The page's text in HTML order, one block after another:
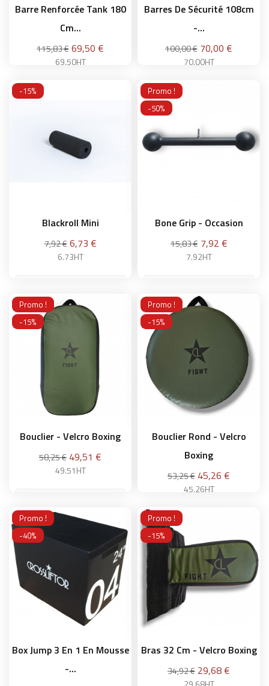
Barre Renforcée Tank 180
Cm...
115,83 €Prix
69,50 €
69.50HT
Barres De Sécurité 108cm
-...
100,00 € Prix
70,00 €
70.00HT
Ajouter au panier
Blackroll Mini
7,92 € Prix
6,73 €
6.73HT
Ajouter au panier
-15%
Bone Grip - Occasion
15,83 € Prix
7,92 €
7.92HT
Ajouter au panier
Promo !
-50%
Bouclier - Velcro Boxing
58,25 € Prix
49,51 €
49.51HT
Ajouter au panier
Promo !
-15%
Bouclier Rond - Velcro
Boxing
53,25 € Prix
45,26 €
45.26HT
Ajouter au panier
Promo !
-15%
Box Jump 3 En 1 En Mousse
-...
Promo !
-40%
Bras 32 Cm - Velcro Boxing
34,92 € Prix
29,68 €
Promo !
-15%